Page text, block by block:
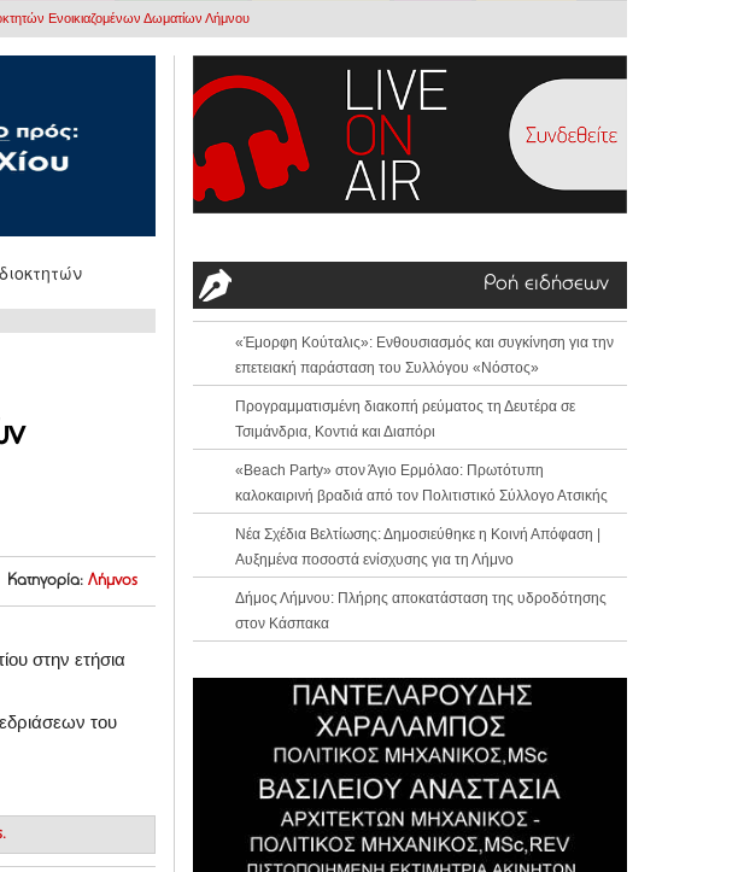
Ενοικιαζομένων Δωματίων Λήμνου
Κατηγορία: Λήμνος
στην ετήσια
του
Ροή ειδήσεων
«Έμορφη Κούταλις»: Ενθουσιασμός και συγκίνηση για την
επετειακή παράσταση του Συλλόγου «Νόστος»
Προγραμματισμένη διακοπή ρεύματος τη Δευτέρα σε
Τσιμάνδρια, Κοντιά και Διαπόρι
«Beach Party» στον Άγιο Ερμόλαο: Πρωτότυπη
καλοκαιρινή βραδιά από τον Πολιτιστικό Σύλλογο Ατσικής
Νέα Σχέδια Βελτίωσης: Δημοσιεύθηκε η Κοινή Απόφαση |
Αυξημένα ποσοστά ενίσχυσης για τη Λήμνο
Δήμος Λήμνου: Πλήρης αποκατάσταση της υδροδότησης
στον Κάσπακα